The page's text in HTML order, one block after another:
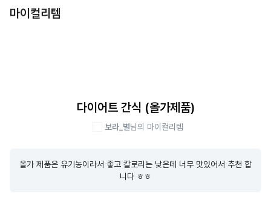
마이컬리템
다이어트 간식 (올가제품)
보라_별님의 마이컬리템
올가 제품은 유기농이라서 좋고 칼로리는 낮은데 너무 맛있어서 추천 합
니다 ㅎㅎ